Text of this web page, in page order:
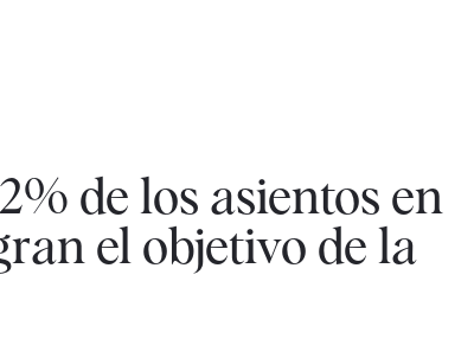
de los asientos en
el objetivo de la